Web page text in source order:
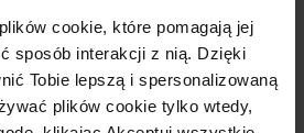
cookie, które pomagają jej
sposób interakcji z nią. Dzięki
Tobie lepszą i spersonalizowaną
plików cookie tylko wtedy,